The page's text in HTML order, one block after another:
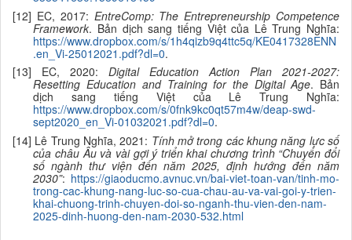
[12] EC, 2017: EntreComp: The Entrepreneurship Competence
Framework. Bản dịch sang tiếng Việt của Lê Trung Nghĩa:
https://www.dropbox.com/s/1h4qizb9q4ttc5q/KE0417328ENN
.en_Vi-25012021.pdf?dl=0.
[13] EC, 2020: Digital Education Action Plan 2021-2027:
Resetting Education and Training for the Digital Age. Bản
dịch sang tiếng Việt của Lê Trung Nghĩa:
https://www.dropbox.com/s/0fnk9kc0qt57m4w/deap-swd-
sept2020_en_Vi-01032021.pdf?dl=0.
[14] Lê Trung Nghĩa, 2021: Tính mở trong các khung năng lực số
của châu Âu và vài gợi ý triển khai chương trình “Chuyển đổi
số ngành thư viện đến năm 2025, định hướng đến năm
2030”: https://giaoducmo.avnuc.vn/bai-viet-toan-van/tinh-mo-
trong-cac-khung-nang-luc-so-cua-chau-au-va-vai-goi-y-trien-
khai-chuong-trinh-chuyen-doi-so-nganh-thu-vien-den-nam-
2025-dinh-huong-den-nam-2030-532.html